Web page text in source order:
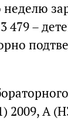
479 –
2009, А